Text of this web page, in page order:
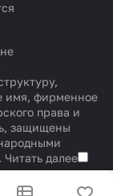
имя, фирменное
права и
защищены
Читать далее